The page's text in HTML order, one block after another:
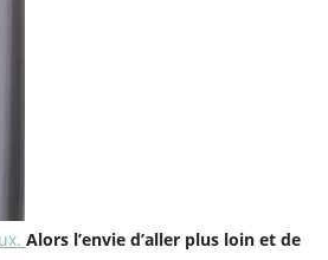
Alors l’envie d’aller plus loin et de